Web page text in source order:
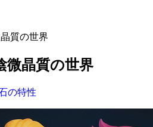
質の世界
微晶質の世界
の特性